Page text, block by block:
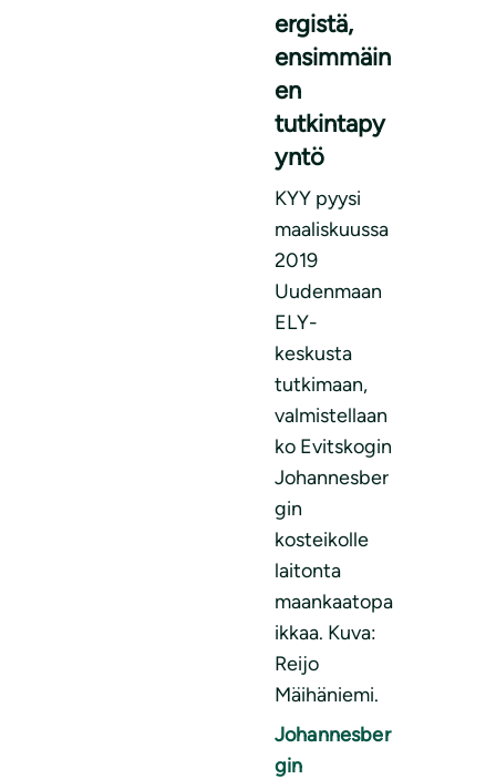
ergistä,
ensimmäin
en
tutkintapy
yntö
KYY pyysi
maaliskuussa
2019
Uudenmaan
ELY-
keskusta
tutkimaan,
valmistellaan
ko Evitskogin
Johannesber
gin
kosteikolle
laitonta
maankaatopa
ikkaa. Kuva:
Reijo
Mäihäniemi.
Johannesber
gin